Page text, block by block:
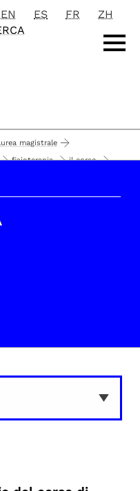
EN ES FR
ZH
magistrale
fisioterapia il corso